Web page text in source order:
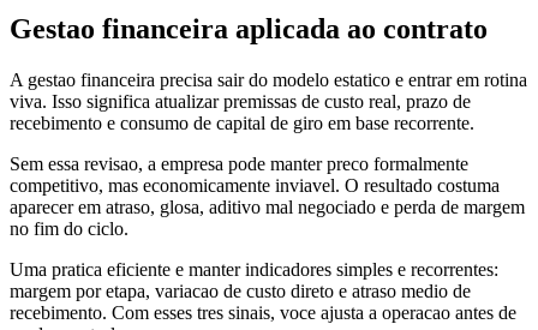
Gestao financeira aplicada ao contrato
A gestao financeira precisa sair do modelo estatico e entrar em rotina
viva. Isso significa atualizar premissas de custo real, prazo de
recebimento e consumo de capital de giro em base recorrente.
Sem essa revisao, a empresa pode manter preco formalmente
competitivo, mas economicamente inviavel. O resultado costuma
aparecer em atraso, glosa, aditivo mal negociado e perda de margem
no fim do ciclo.
Uma pratica eficiente e manter indicadores simples e recorrentes:
margem por etapa, variacao de custo direto e atraso medio de
recebimento. Com esses tres sinais, voce ajusta a operacao antes de